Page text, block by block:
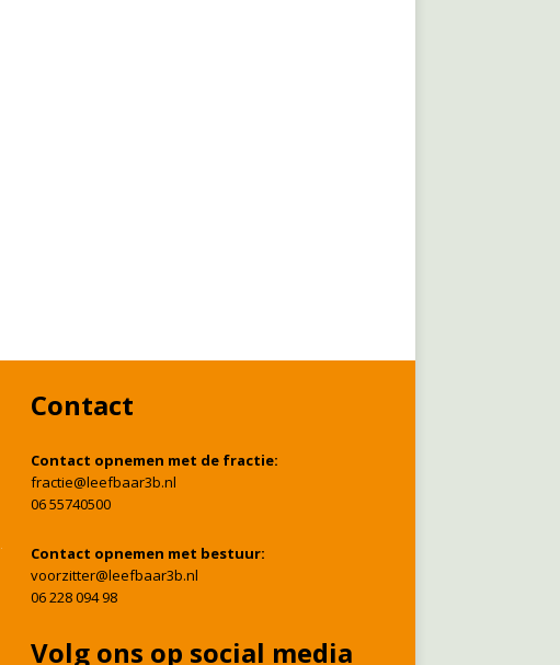
Contact
Contact opnemen met de fractie:
fractie@leefbaar3b.nl
06 55740500
Contact opnemen met bestuur:
voorzitter@leefbaar3b.nl
06 228 094 98
Volg ons op social media